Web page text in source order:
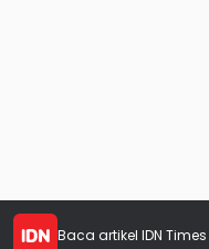
Baca artikel IDN Times